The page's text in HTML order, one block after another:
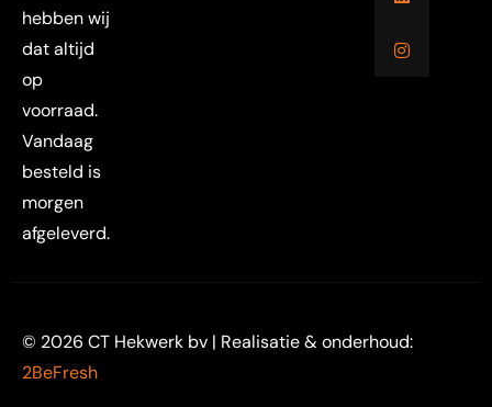
hebben wij
dat altijd
op
voorraad.
Vandaag
besteld is
morgen
afgeleverd.
© 2026 CT Hekwerk bv | Realisatie & onderhoud:
2BeFresh